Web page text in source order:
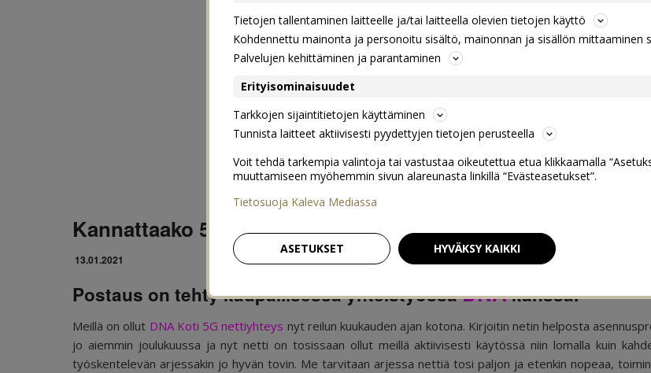
Kannattaako 5G-netti ottaa pientaloon?
13.01.2021
Postaus on tehty kaupallisessa yhteistyössäDNAkanssa.
Meillä on ollut DNA Koti 5G nettiyhteys nyt reilun kuukauden ajan kotona. Kirjoitin netin helposta
jo aiemmin joulukuussa ja nyt netti on tosissaan ollut meillä aktiivisesti käytössä niin lomalla kuin
työskentelevän arjessakin jo hyvän tovin. Me tarvitaan arjessa nettiä tosi paljon ja etenkin nopeaa,
Tietojen tallentaminen laitteelle ja/tai laitteella olevien tietojen käyttö
Kohdennettu mainonta ja personoitu sisältö, mainonnan ja sisällön mittaaminen
Palvelujen kehittäminen ja parantaminen
Erityisominaisuudet
Tarkkojen sijaintitietojen käyttäminen
Tunnista laitteet aktiivisesti pyydettyjen tietojen perusteella
Voit tehdä tarkempia valintoja tai vastustaa oikeutettua etua klikkaamalla
muuttamiseen myöhemmin sivun alareunasta linkillä “Evästeasetukset”.
Tietosuoja Kaleva Mediassa
ASETUKSET HYVÄKSY KAIKKI